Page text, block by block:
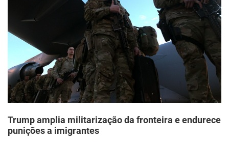
Trump amplia militarização da fronteira e endurece
punições a imigrantes